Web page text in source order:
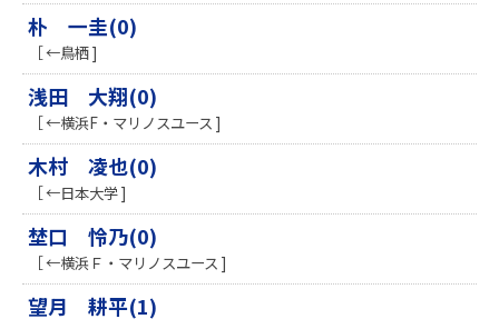
朴 一圭(0)
［ ←鳥栖 ]
浅田 大翔(0)
［ ←横浜F・マリノスユース ]
木村 凌也(0)
［ ←日本大学 ]
埜口 怜乃(0)
［ ←横浜Ｆ・マリノスユース ]
望月 耕平(1)